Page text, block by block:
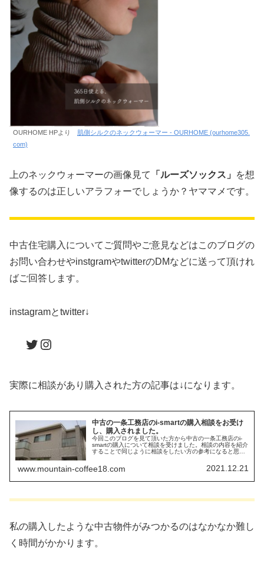
OURHOME HPより 肌側シルクのネックウォーマー - OURHOME (ourhome305.
com)
上のネックウォーマーの画像見て 「ルーズソックス」
を想
像するのは正しいアラフォーでしょうか？ヤママメです。
中古住宅購入についてご質問やご意見などはこのブログの
お問い合わせやinstgramやtwitterのDMなどに送って頂けれ
ばご回答します。
instagramとtwitter↓
Twitter
Instagram
実際に相談があり購入された方の記事は↓になります。
中古の一条工務店のi-smartの購入相談をお受け
し、購入されました。
今回このブログを見て頂いた方から中古の一条工務店のi-
smartの購入について相談を受けました。相談の内容を紹介
することで同じように相談をしたい方の参考になると思い
www.mountain-coffee18.com 2021.12.21
私の購入したような中古物件がみつかるのはなかなか難し
く時間がかかります。